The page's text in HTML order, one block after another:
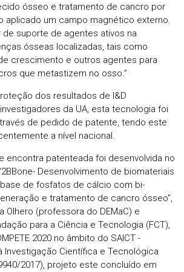
ósseo e tratamento de cancro por
aplicado um campo magnético externo.
de suporte de agentes ativos na
ósseas localizadas, tais como
crescimento e outros agentes para
que metastizem no osso.”
dos resultados de I&D
da UA, esta tecnologia foi
de pedido de patente, tendo este
a nível nacional.
encontra patenteada foi desenvolvida no
Desenvolvimento de biomateriais
de fosfatos de cálcio com bi-
e tratamento de cancro ósseo”,
Olhero (professora do DEMaC) e
para a Ciência e Tecnologia (FCT),
2020 no âmbito do SAICT -
Investigação Científica e Tecnológica
2017), projeto este concluído em